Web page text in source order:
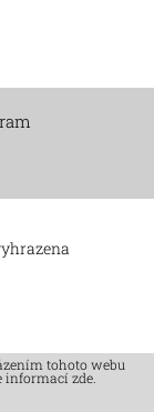
tohoto webu
informací zde.